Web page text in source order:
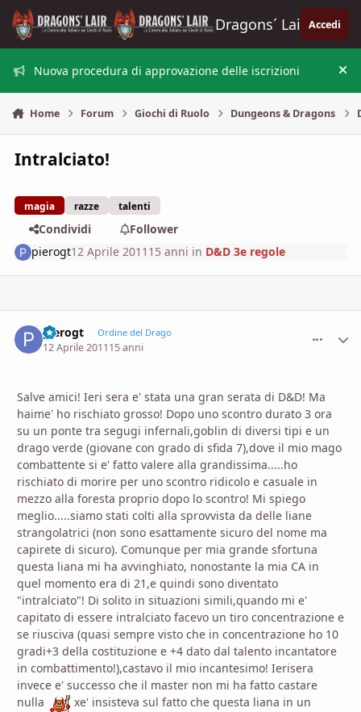
Vai al contenuto
Dragons´ Lair Accedi
Nuova procedura di approvazione delle iscrizioni
Home Forum Giochi di Ruolo Dungeons & Dragons
Intralciato!
magia razze talenti
Condividi
Follower
pierogt12 Aprile 2011 15 anni in D&D 3e regole
pierogt Ordine del Drago
12 Aprile 201115 anni
Salve amici! Ieri sera e' stata una gran serata di D&D! Ma
haime' ho rischiato grosso! Dopo uno scontro durato 3 ora
su un ponte tra segugi infernali,goblin di diversi tipi e un
drago verde (giovane con grado di sfida 7),dove il mio mago
combattente si e' fatto valere alla grandissima.....ho
rischiato di morire per uno scontro ridicolo e casuale in
mezzo alla foresta proprio dopo lo scontro! Mi spiego
meglio.....siamo stati colti alla sprovvista da delle liane
strangolatrici (non sono esattamente sicuro del nome ma
capirete di sicuro). Comunque per mia grande sfortuna
questa liana mi ha avvinghiato, nonostante la mia CA in
quel momento era di 21,e quindi sono diventato
"intralciato"! Di solito in situazioni simili,quando mi e'
capitato di essere intralciato facevo un tiro concentrazione e
se riusciva (quasi sempre visto che in concentrazione ho 10
gradi+3 della costituzione e +4 dato dal talento incantatore
in combattimento!),castavo il mio incantesimo! Ierisera
invece e' successo che il master non mi ha fatto castare
nulla
xe' insisteva sul fatto che questa liana in un